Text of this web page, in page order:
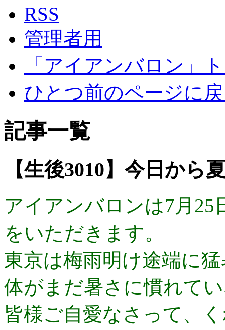
RSS
管理者用
「アイアンバロン」
ひとつ前のページに
記事一覧
【生後3010】今日から
アイアンバロンは7月25
をいただきます。
東京は梅雨明け途端に
体がまだ暑さに慣れて
皆様ご自愛なさって、